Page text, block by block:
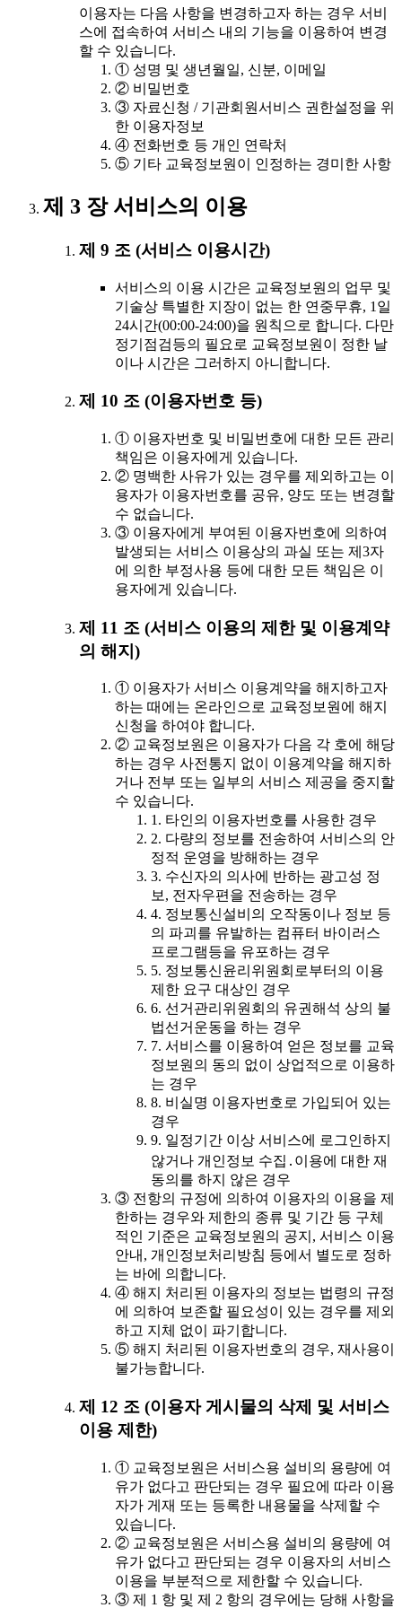
이용자는 다음 사항을 변경하고자 하는 경우 서비
스에 접속하여 서비스 내의 기능을 이용하여 변경
할 수 있습니다.
① 성명 및 생년월일, 신분, 이메일
② 비밀번호
③ 자료신청 / 기관회원서비스 권한설정을 위
한 이용자정보
④ 전화번호 등 개인 연락처
⑤ 기타 교육정보원이 인정하는 경미한 사항
제 3 장 서비스의 이용
제 9 조 (서비스 이용시간)
서비스의 이용 시간은 교육정보원의 업무 및
기술상 특별한 지장이 없는 한 연중무휴, 1일
24시간(00:00-24:00)을 원칙으로 합니다. 다만
정기점검등의 필요로 교육정보원이 정한 날
이나 시간은 그러하지 아니합니다.
제 10 조 (이용자번호 등)
① 이용자번호 및 비밀번호에 대한 모든 관리
책임은 이용자에게 있습니다.
② 명백한 사유가 있는 경우를 제외하고는 이
용자가 이용자번호를 공유, 양도 또는 변경할
수 없습니다.
③ 이용자에게 부여된 이용자번호에 의하여
발생되는 서비스 이용상의 과실 또는 제3자
에 의한 부정사용 등에 대한 모든 책임은 이
용자에게 있습니다.
제 11 조 (서비스 이용의 제한 및 이용계약
의 해지)
① 이용자가 서비스 이용계약을 해지하고자
하는 때에는 온라인으로 교육정보원에 해지
신청을 하여야 합니다.
② 교육정보원은 이용자가 다음 각 호에 해당
하는 경우 사전통지 없이 이용계약을 해지하
거나 전부 또는 일부의 서비스 제공을 중지할
수 있습니다.
1. 타인의 이용자번호를 사용한 경우
2. 다량의 정보를 전송하여 서비스의 안
정적 운영을 방해하는 경우
3. 수신자의 의사에 반하는 광고성 정
보, 전자우편을 전송하는 경우
4. 정보통신설비의 오작동이나 정보 등
의 파괴를 유발하는 컴퓨터 바이러스
프로그램등을 유포하는 경우
5. 정보통신윤리위원회로부터의 이용
제한 요구 대상인 경우
6. 선거관리위원회의 유권해석 상의 불
법선거운동을 하는 경우
7. 서비스를 이용하여 얻은 정보를 교육
정보원의 동의 없이 상업적으로 이용하
는 경우
8. 비실명 이용자번호로 가입되어 있는
경우
9. 일정기간 이상 서비스에 로그인하지
않거나 개인정보 수집․이용에 대한 재
동의를 하지 않은 경우
③ 전항의 규정에 의하여 이용자의 이용을 제
한하는 경우와 제한의 종류 및 기간 등 구체
적인 기준은 교육정보원의 공지, 서비스 이용
안내, 개인정보처리방침 등에서 별도로 정하
는 바에 의합니다.
④ 해지 처리된 이용자의 정보는 법령의 규정
에 의하여 보존할 필요성이 있는 경우를 제외
하고 지체 없이 파기합니다.
⑤ 해지 처리된 이용자번호의 경우, 재사용이
불가능합니다.
제 12 조 (이용자 게시물의 삭제 및 서비스
이용 제한)
① 교육정보원은 서비스용 설비의 용량에 여
유가 없다고 판단되는 경우 필요에 따라 이용
자가 게재 또는 등록한 내용물을 삭제할 수
있습니다.
② 교육정보원은 서비스용 설비의 용량에 여
유가 없다고 판단되는 경우 이용자의 서비스
이용을 부분적으로 제한할 수 있습니다.
③ 제 1 항 및 제 2 항의 경우에는 당해 사항을